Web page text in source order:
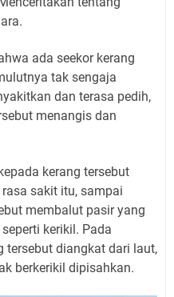
ada seekor kerang
tak sengaja
dan terasa pedih,
menangis dan
kerang tersebut
sakit itu, sampai
membalut pasir yang
kerikil. Pada
tersebut diangkat dari laut,
berkerikil dipisahkan.